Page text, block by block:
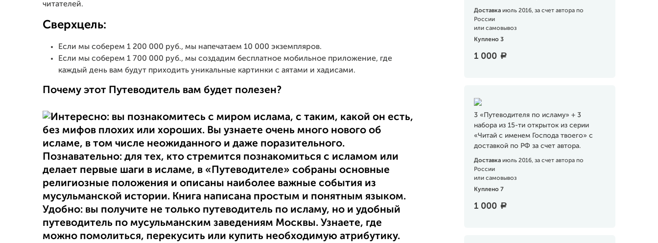
Доставка июль 2016, за счет автора по
России
или самовывоз
Куплено 3
1 000 a
3 «Путеводителя по исламу» + 3
набора из 15-ти открыток из серии
«Читай с именем Господа твоего» с
доставкой по РФ за счет автора.
Доставка июль 2016, за счет автора по
России
или самовывоз
Куплено 7
1 000 a
читателей.
Сверхцель:
Если мы соберем 1 200 000 руб., мы напечатаем 10 000 экземпляров.
Если мы соберем 1 700 000 руб., мы создадим бесплатное мобильное приложение, где
каждый день вам будут приходить уникальные картинки с аятами и хадисами.
Почему этот Путеводитель вам будет полезен?